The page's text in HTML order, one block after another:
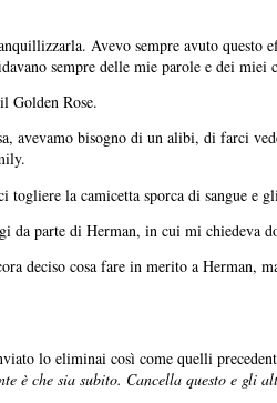
Avevo sempre avuto questo
sempre delle mie parole e dei miei
Golden Rose.
avevamo bisogno di un alibi, di farci
la camicetta sporca di sangue e
parte di Herman, in cui mi chiedeva
deciso cosa fare in merito a Herman,
lo eliminai così come quelli
è che sia subito. Cancella questo e gli